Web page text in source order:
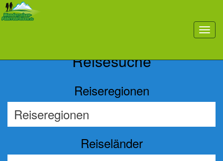
toggle
Reisesuche
Reiseregionen
Reiseländer